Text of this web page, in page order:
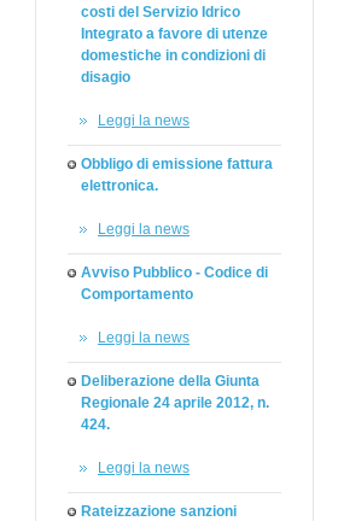
costi del Servizio Idrico
Integrato a favore di utenze
domestiche in condizioni di
disagio
Leggi la news
Obbligo di emissione fattura
elettronica.
Leggi la news
Avviso Pubblico - Codice di
Comportamento
Leggi la news
Deliberazione della Giunta
Regionale 24 aprile 2012, n.
424.
Leggi la news
Rateizzazione sanzioni